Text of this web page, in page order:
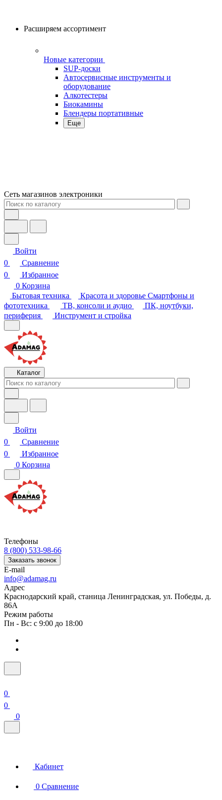
Расширяем ассортимент
Новые категории
SUP-доски
Автосервисные инструменты и
оборудование
Алкотестеры
Биокамины
Блендеры портативные
Еще
Сеть магазинов электроники
Войти
0
Сравнение
0
Избранное
0 Корзина
Бытовая техника
Красота и здоровье Смартфоны и
фототехника
ТВ, консоли и аудио
ПК, ноутбуки,
периферия
Инструмент и стройка
Каталог
Войти
0
Сравнение
0
Избранное
0 Корзина
Телефоны
8 (800) 533-98-66
Заказать звонок
E-mail
info@adamag.ru
Адрес
Краснодарский край, станица Ленинградская, ул. Победы, д.
86А
Режим работы
Пн - Вс: с 9:00 до 18:00
0
0
0
Кабинет
0 Сравнение